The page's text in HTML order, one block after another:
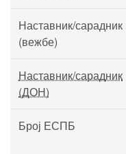
Наставник/сарадник
(вежбе)
Наставник/сарадник
(ДОН)
Број ЕСПБ